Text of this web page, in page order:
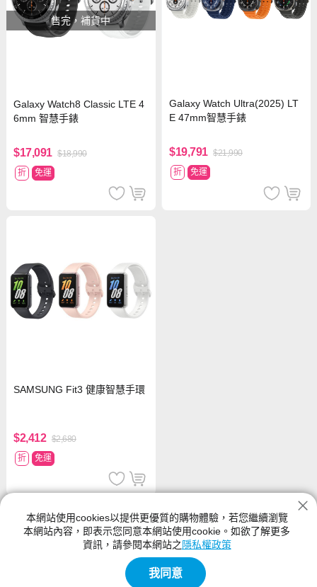
售完，補貨中
Galaxy Watch8 Classic LTE 4
6mm 智慧手錶
$17,091 $18,990
折
免運
Galaxy Watch Ultra(2025) LT
E 47mm智慧手錶
$19,791 $21,990
折
免運
SAMSUNG Fit3 健康智慧手環
$2,412 $2,680
折
免運
智慧手錶
神腦生活的智慧手錶館別提供各種類型、尺寸規格、功能、顏色的
產品,智慧手錶的新品與優惠商品都在神腦生活裡
本網站使用cookies以提供更優質的購物體驗，若您繼續瀏覽
本網站內容，即表示您同意本網站使用cookie。如欲了解更多
資訊，請參閱本網站之 隱私權政策
我同意